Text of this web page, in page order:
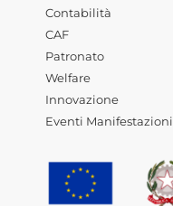
Contabilità
CAF
Patronato
Welfare
Innovazione
Eventi Manifestazioni